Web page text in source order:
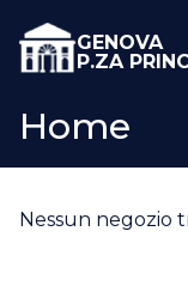
GENOVA
P.ZA
Home
Nessun negozio